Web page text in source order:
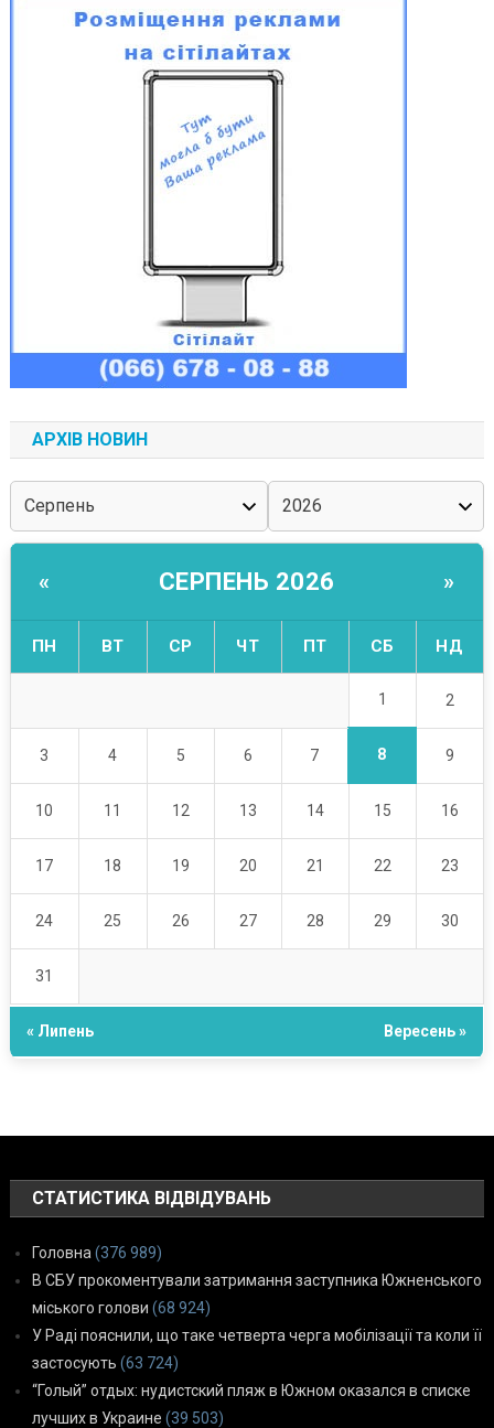
АРХІВ НОВИН
« СЕРПЕНЬ 2026 »
ПН ВТ СР ЧТ ПТ СБ НД
1 2
3 4 5 6 7 8 9
10 11 12 13 14 15 16
17 18 19 20 21 22 23
24 25 26 27 28 29 30
31
« Липень Вересень »
СТАТИСТИКА ВІДВІДУВАНЬ
Головна (376 989)
В СБУ прокоментували затримання заступника Южненського
міського голови (68 924)
У Раді пояснили, що таке четверта черга мобілізації та коли її
застосують (63 724)
“Голый” отдых: нудистский пляж в Южном оказался в списке
лучших в Украине (39 503)